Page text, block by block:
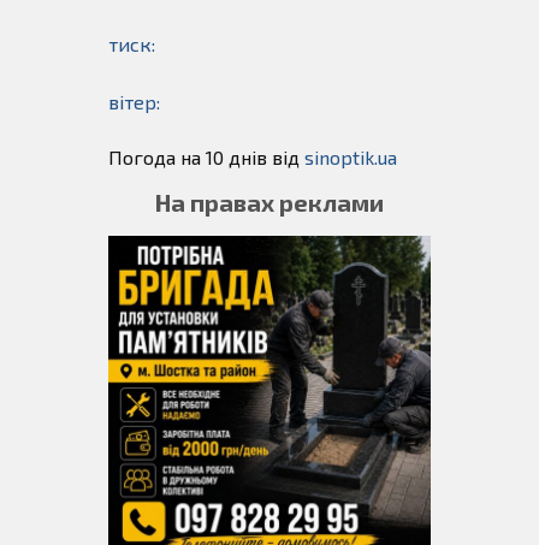
тиск:
вітер:
Погода на 10 днів від sinoptik.ua
На правах реклами